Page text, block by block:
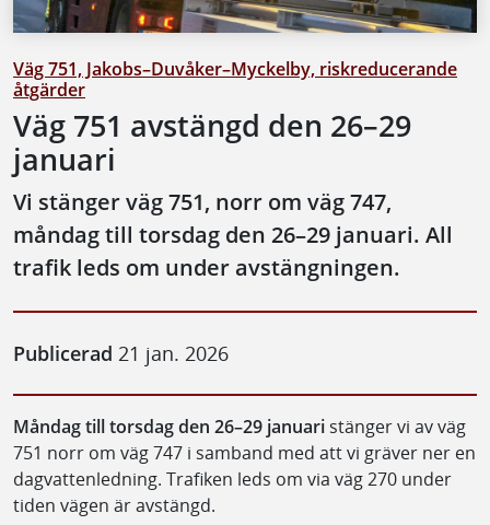
Väg 751, Jakobs–Duvåker–Myckelby, riskreducerande
åtgärder
Väg 751 avstängd den 26–29
januari
Vi stänger väg 751, norr om väg 747,
måndag till torsdag den 26–29 januari. All
trafik leds om under avstängningen.
Publicerad 21 jan. 2026
Måndag till torsdag den 26–29 januari stänger vi av väg
751 norr om väg 747 i samband med att vi gräver ner en
dagvattenledning. Trafiken leds om via väg 270 under
tiden vägen är avstängd.